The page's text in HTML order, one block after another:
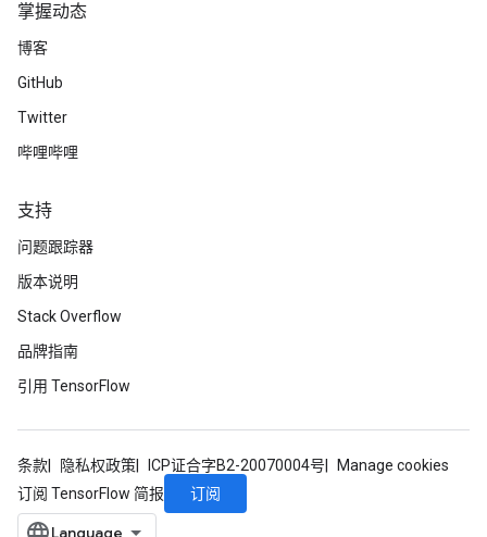
掌握动态
博客
GitHub
Twitter
哔哩哔哩
支持
问题跟踪器
版本说明
Stack Overflow
品牌指南
引用 TensorFlow
条款 隐私权政策 ICP证合字B2-20070004号
Manage cookies
订阅 TensorFlow 简报
订阅